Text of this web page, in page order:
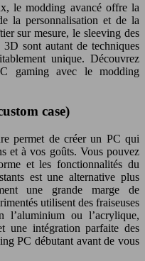
le modding avancé offre la
la personnalisation et de la
sur mesure, le sleeving des
3D sont autant de techniques
unique. Découvrez
gaming avec le modding
case)
permet de créer un PC qui
et à vos goûts. Vous pouvez
et les fonctionnalités du
est une alternative plus
une grande marge de
utilisent des fraiseuses
l’aluminium ou l’acrylique,
une intégration parfaite des
PC débutant avant de vous